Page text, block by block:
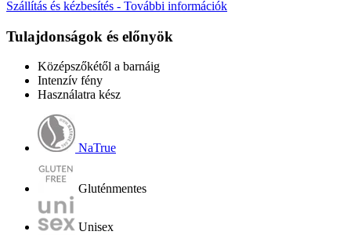
Szállítás és kézbesítés - További információk
Tulajdonságok és előnyök
Középszőkétől a barnáig
Intenzív fény
Használatra kész
NaTrue
Gluténmentes
Unisex